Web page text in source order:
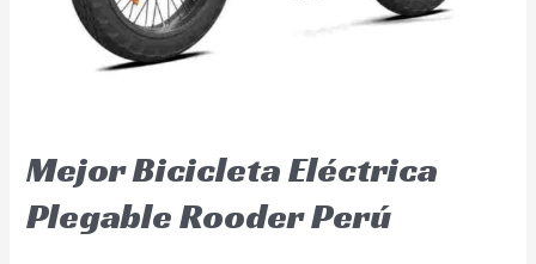
Mejor Bicicleta Eléctrica
Plegable Rooder Perú